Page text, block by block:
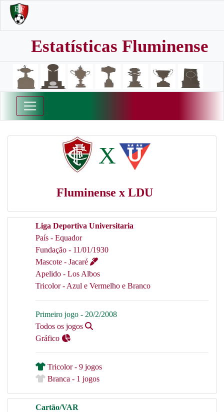
Estatísticas Fluminense
X
Fluminense x LDU
Liga Deportiva Universitaria
País - Equador
Fundação - 11/01/1930
Mascote - Jacaré
Apelido - Los Albos
Tricolor - Azul e Vermelho e Branco
Primeiro jogo - 20/2/2008
Todos os jogos
Gráfico
Tricolor - 9 jogos
Branca - 1 jogos
Cartão/VAR